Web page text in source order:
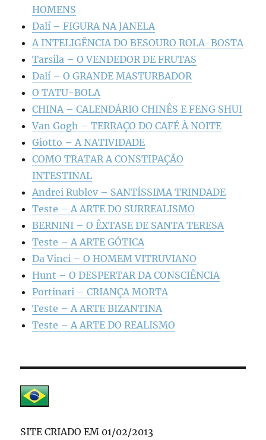
HOMENS
Dalí – FIGURA NA JANELA
A INTELIGÊNCIA DO BESOURO ROLA-BOSTA
Tarsila – O VENDEDOR DE FRUTAS
Dalí – O GRANDE MASTURBADOR
O TATU-BOLA
CHINA – CALENDÁRIO CHINÊS E FENG SHUI
Van Gogh – TERRAÇO DO CAFÉ À NOITE
Giotto – A NATIVIDADE
COMO TRATAR A CONSTIPAÇÃO
INTESTINAL
Andrei Rublev – SANTÍSSIMA TRINDADE
Teste – A ARTE DO SURREALISMO
BERNINI – O ÊXTASE DE SANTA TERESA
Teste – A ARTE GÓTICA
Da Vinci – O HOMEM VITRUVIANO
Hunt – O DESPERTAR DA CONSCIÊNCIA
Portinari – CRIANÇA MORTA
Teste – A ARTE BIZANTINA
Teste – A ARTE DO REALISMO
SITE CRIADO EM 01/02/2013